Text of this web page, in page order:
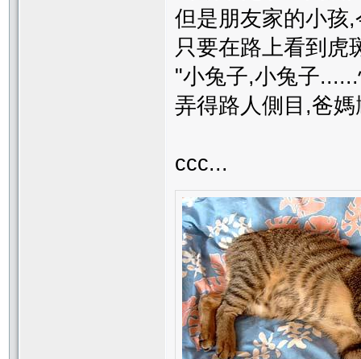
但是朋友家的小孩
只要在路上看到虎
"小兔子,小兔子
弄得路人側目,爸
ccc...